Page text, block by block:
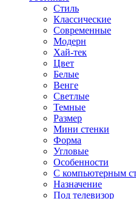
Стиль
Классические
Современные
Модерн
Хай-тек
Цвет
Белые
Венге
Светлые
Темные
Размер
Мини стенки
Форма
Угловые
Особенности
С компьютерным
Назначение
Под телевизор